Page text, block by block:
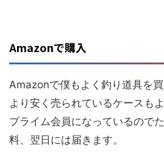
Amazonで購入
Amazonで僕もよく釣り道具を
より安く売られているケースもよ
プライム会員になっているので
料、翌日には届きます。